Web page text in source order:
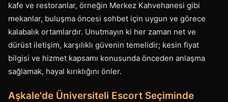
kafe ve restoranlar, örneğin Merkez Kahvehanesi gibi
mekanlar, buluşma öncesi sohbet için uygun ve görece
kalabalık ortamlardır. Unutmayın ki her zaman net ve
dürüst iletişim, karşılıklı güvenin temelidir; kesin fiyat
bilgisi ve hizmet kapsamı konusunda önceden anlaşma
sağlamak, hayal kırıklığını önler.
Aşkale'de Üniversiteli Escort Seçiminde